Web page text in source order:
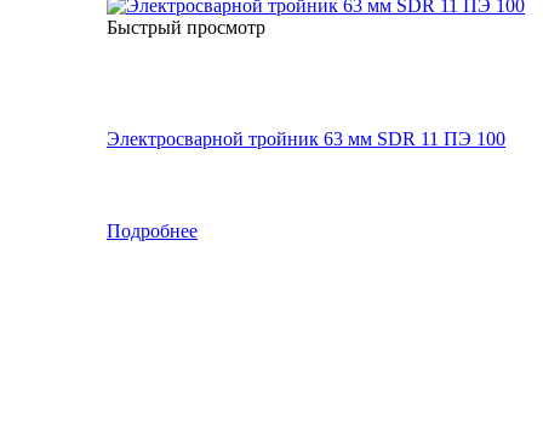
Быстрый просмотр
Электросварной тройник 63 мм SDR 11 ПЭ 100
Подробнее